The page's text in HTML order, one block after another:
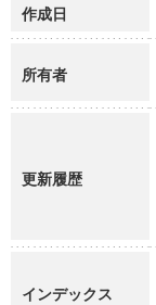
作成日
所有者
更新履歴
インデックス